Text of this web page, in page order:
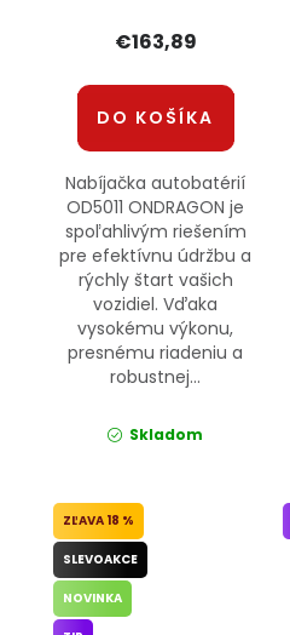
€163,89
DO KOŠÍKA
Nabíjačka autobatérií
OD5011 ONDRAGON je
spoľahlivým riešením
pre efektívnu údržbu a
rýchly štart vašich
vozidiel. Vďaka
vysokému výkonu,
presnému riadeniu a
robustnej...
Skladom
18 %
SLEVOAKCE
NOVINKA